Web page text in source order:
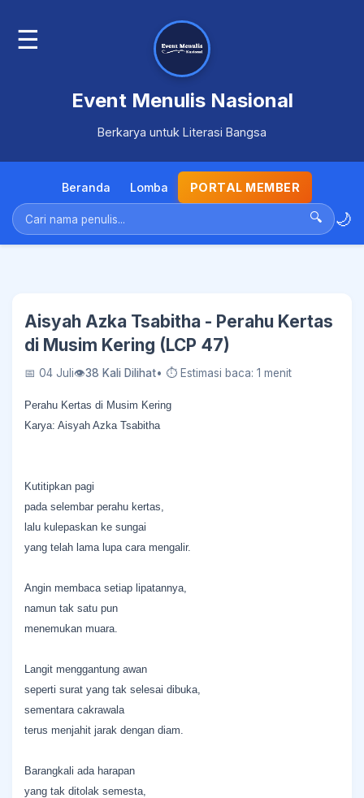
☰
Event Menulis Nasional
Berkarya untuk Literasi Bangsa
Beranda Lomba PORTAL MEMBER
🔍 🌙
Aisyah Azka Tsabitha - Perahu Kertas
di Musim Kering (LCP 47)
📅 04 Juli👁38 Kali Dilihat• ⏱ Estimasi baca: 1 menit
Perahu Kertas di Musim Kering
Karya: Aisyah Azka Tsabitha
Kutitipkan pagi
pada selembar perahu kertas,
lalu kulepaskan ke sungai
yang telah lama lupa cara mengalir.
Angin membaca setiap lipatannya,
namun tak satu pun
menemukan muara.
Langit menggantung awan
seperti surat yang tak selesai dibuka,
sementara cakrawala
terus menjahit jarak dengan diam.
Barangkali ada harapan
yang tak ditolak semesta,